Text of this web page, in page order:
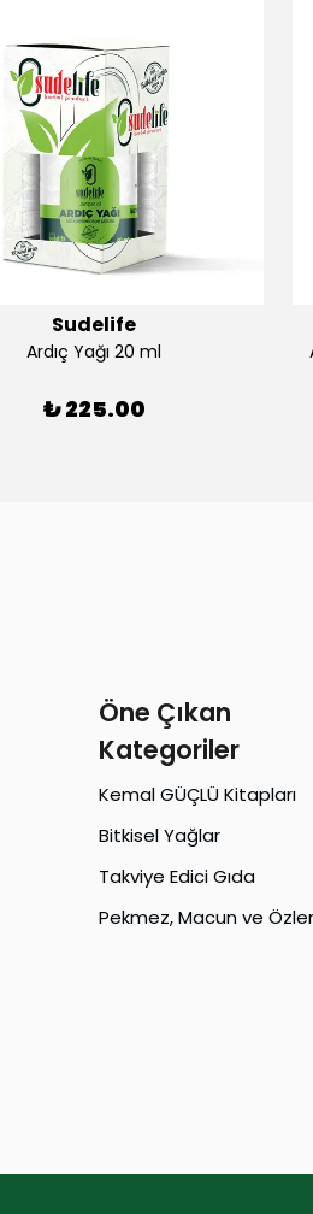
Sudelife
Ardıç Yağı 20 ml
₺ 225.00
Öne Çıkan
Kategoriler
Kemal GÜÇLÜ Kitapları
Bitkisel Yağlar
Takviye Edici Gıda
Pekmez, Macun ve Özler